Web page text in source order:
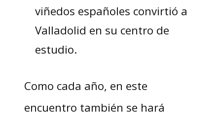
viñedos españoles convirtió a
Valladolid en su centro de
estudio.
Como cada año, en este
encuentro también se hará